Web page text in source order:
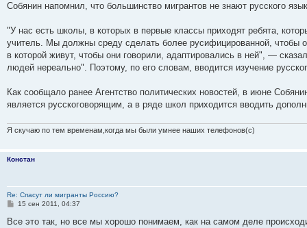
и
Собянин напомнил, что большинство мигрантов не знают русского
"У нас есть школы, в которых в первые классы приходят ребята,
учитель. Мы должны среду сделать более русифицированной, чтобы
в которой живут, чтобы они говорили, адаптировались в ней", —
людей нереально". Поэтому, по его словам, вводится изучение
Как сообщало ранее Агентство политических новостей, в июне
является русскоговорящим, а в ряде школ приходится вводить
Я скучаю по тем временам,когда мы были умнее наших телефонов(с)
Констан
Re: Спасут ли мигранты Россию?
С
о
15 сен 2011, 04:37
Все это так, но все мы хорошо понимаем, как на самом деле